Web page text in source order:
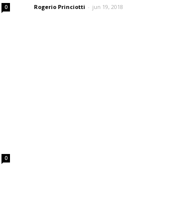
0 Rogerio Princiotti - jun 19, 2018
0